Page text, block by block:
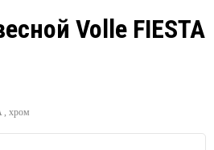
Volle FIESTA
, хром